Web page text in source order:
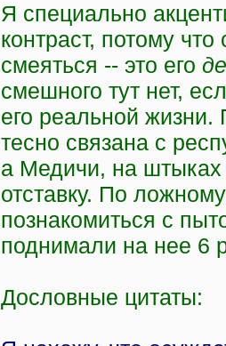
Я специально
контраст, потому
смеяться -- это его
смешного тут нет,
его реальной жизни.
тесно связана с
а Медичи, на штыках
отставку. По
познакомиться с
поднимали на нее 6
Дословные цитаты: